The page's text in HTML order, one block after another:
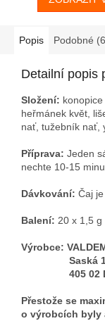
Popis Podobné
Detailní popis
Složení:
heřmánek květ,
nať, tužebník nať,
Příprava: Jeden
nechte 10-15
Dávkování: Čaj
Balení: 20 x 1,5 g
Výrobce:
Saská
405 02
Přestože se
o výrobcích byly